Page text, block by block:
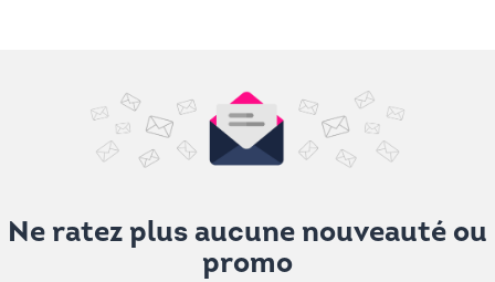
Ne ratez plus aucune nouveauté ou
promo